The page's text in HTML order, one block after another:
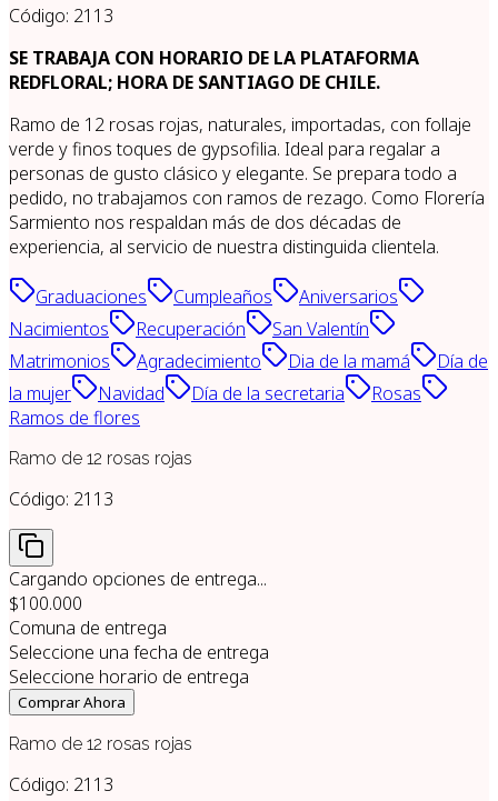
Código: 2113
SE TRABAJA CON HORARIO DE LA PLATAFORMA
REDFLORAL; HORA DE SANTIAGO DE CHILE.
Ramo de 12 rosas rojas, naturales, importadas, con follaje
verde y finos toques de gypsofilia. Ideal para regalar a
personas de gusto clásico y elegante. Se prepara todo a
pedido, no trabajamos con ramos de rezago. Como Florería
Sarmiento nos respaldan más de dos décadas de
experiencia, al servicio de nuestra distinguida clientela.
Graduaciones Cumpleaños
Aniversarios
Nacimientos
Recuperación
San Valentín
Matrimonios
Agradecimiento Dia de la mamá
Día de
la mujer
Navidad Día de la secretaria
Rosas
Ramos de flores
Ramo de 12 rosas rojas
Código: 2113
Cargando opciones de entrega...
$100.000
Comuna de entrega
Seleccione una fecha de entrega
Seleccione horario de entrega
Comprar Ahora
Ramo de 12 rosas rojas
Código: 2113